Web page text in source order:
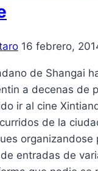
16 febrero,
de Shangai
a decenas de
ir al cine
de la
organizandose
entradas de